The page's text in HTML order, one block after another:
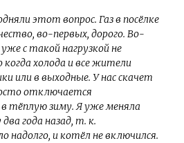
этот вопрос. Газ в посёлке
во-первых, дорого. Во-
с такой нагрузкой не
когда холода и все жители
или в выходные. У нас скачет
отключается
тёплую зиму. Я уже меняла
года назад, т. к.
надолго, и котёл не включился.